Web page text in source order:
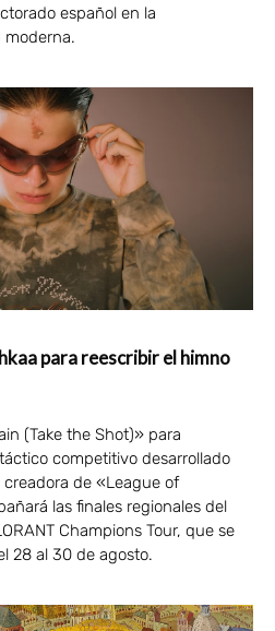
español en la
para reescribir el himno
(Take the Shot)» para
competitivo desarrollado
de «League of
las finales regionales del
Champions Tour, que se
28 al 30 de agosto.